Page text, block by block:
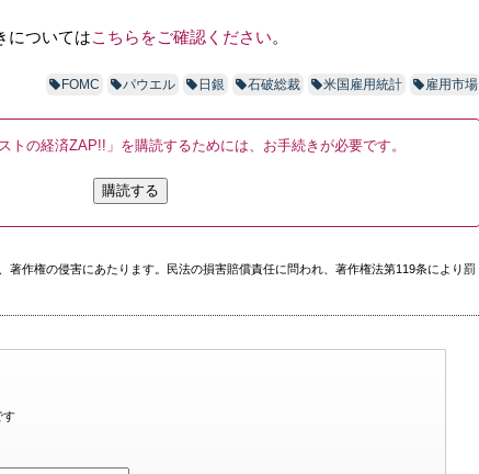
についてはこちらをご確認ください。
FOMC パウエル 日銀 石破総裁 米国雇用統計 雇用市場
トの経済ZAP!!」を購読するためには、お手続きが必要です。
購読する
著作権の侵害にあたります。民法の損害賠償責任に問われ、著作権法第119条により罰
す